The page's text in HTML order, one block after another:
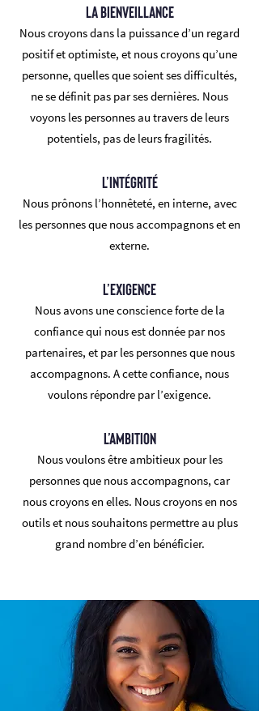
La bienveillance
Nous croyons dans la puissance d’un regard
positif et optimiste, et nous croyons qu’une
personne, quelles que soient ses difficultés,
ne se définit pas par ses dernières. Nous
voyons les personnes au travers de leurs
potentiels, pas de leurs fragilités.
L’intégrité
Nous prônons l’honnêteté, en interne, avec
les personnes que nous accompagnons et en
externe.
L’exigence
Nous avons une conscience forte de la
confiance qui nous est donnée par nos
partenaires, et par les personnes que nous
accompagnons. A cette confiance, nous
voulons répondre par l’exigence.
L’ambition
Nous voulons être ambitieux pour les
personnes que nous accompagnons, car
nous croyons en elles. Nous croyons en nos
outils et nous souhaitons permettre au plus
grand nombre d’en bénéficier.